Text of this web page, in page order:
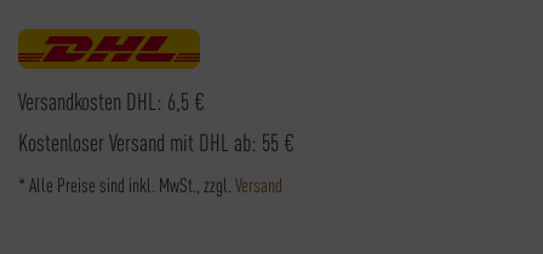
Versandkosten DHL: 6,5 €
Kostenloser Versand mit DHL ab: 55 €
* Alle Preise sind inkl. MwSt., zzgl. Versand